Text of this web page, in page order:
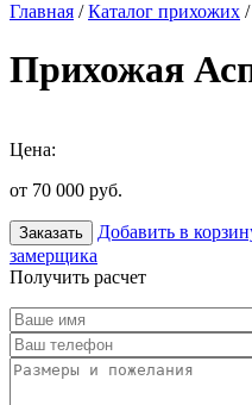
Главная /Каталог прихожих /
Прихожая
Цена:
от 70 000 руб.
Заказать Добавить в
замерщика
Получить расчет